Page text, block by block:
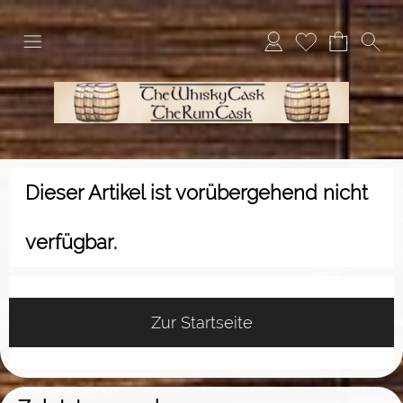
Dieser Artikel ist vorübergehend nicht
verfügbar.
Zur Startseite